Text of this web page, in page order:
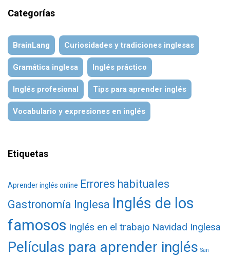
Categorías
BrainLang Curiosidades y tradiciones inglesas
Gramática inglesa Inglés práctico
Inglés profesional Tips para aprender inglés
Vocabulario y expresiones en inglés
Etiquetas
Aprender inglés online Errores habituales
Gastronomía Inglesa Inglés de los
famosos Inglés en el trabajo Navidad Inglesa
Películas para aprender inglés San